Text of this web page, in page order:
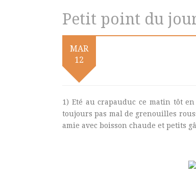
Petit point du
MAR
12
1) Eté au crapauduc ce matin tôt
toujours pas mal de grenouilles
amie avec boisson chaude et petits